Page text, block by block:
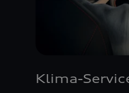
Klima-